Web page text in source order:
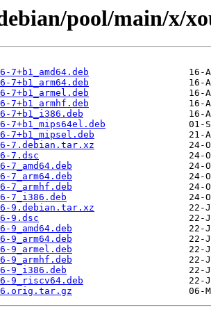
pool/main/x/
7+b1_arm64.deb
7+b1_armel.deb
7+b1_armhf.deb
7+b1_i386.deb
7+b1_mips64el.deb
7+b1_mipsel.deb
7.debian.tar.xz
7.dsc
7_amd64.deb
7_arm64.deb
7_armhf.deb
7_i386.deb
9.debian.tar.xz
9.dsc
9_amd64.deb
9_arm64.deb
9_armel.deb
9_armhf.deb
9_i386.deb
9_riscv64.deb